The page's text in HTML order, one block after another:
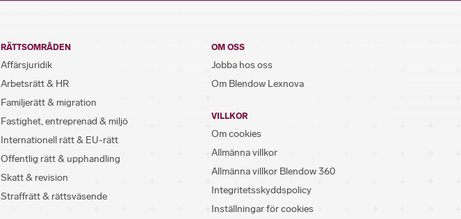
RÄTTSOMRÅDEN
Affärsjuridik
Arbetsrätt & HR
Familjerätt & migration
Fastighet, entreprenad & miljö
Internationell rätt & EU-rätt
Offentlig rätt & upphandling
Skatt & revision
Straffrätt & rättsväsende
OM OSS
Jobba hos oss
Om Blendow Lexnova
VILLKOR
Om cookies
Allmänna villkor
Allmänna villkor Blendow 360
Integritetsskyddspolicy
Inställningar för cookies